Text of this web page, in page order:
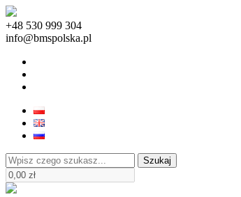
+48 530 999 304
info@bmspolska.pl
Szukaj